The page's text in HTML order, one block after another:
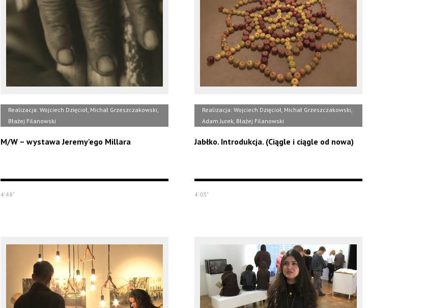
Realizacja: Wojciech Dzięcioł, Michał Grzeszczakowski,
Błażej Filanowski
M/W – wystawa Jeremy'ego Millara
4'48"
Realizacja: Wojciech Dzięcioł, Michał Grzeszczakowski,
Adam Jurek, Błażej Filanowski
Jabłko. Introdukcja. (Ciągle i ciągle od nowa)
4'03"